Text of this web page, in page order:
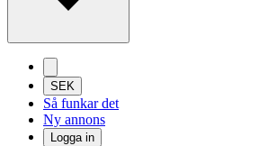
SEK
Så funkar det
Ny annons
Logga in